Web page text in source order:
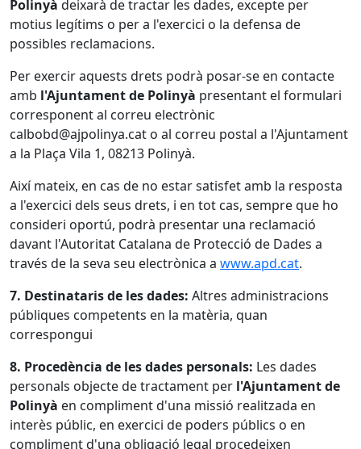
Polinyà deixarà de tractar les dades, excepte per
motius legítims o per a l'exercici o la defensa de
possibles reclamacions.
Per exercir aquests drets podrà posar-se en contacte
amb l'Ajuntament de Polinyà presentant el formulari
corresponent al correu electrònic
calbobd@ajpolinya.cat o al correu postal a l'Ajuntament
a la Plaça Vila 1, 08213 Polinyà.
Així mateix, en cas de no estar satisfet amb la resposta
a l'exercici dels seus drets, i en tot cas, sempre que ho
consideri oportú, podrà presentar una reclamació
davant l'Autoritat Catalana de Protecció de Dades a
través de la seva seu electrònica a www.apd.cat.
7. Destinataris de les dades: Altres administracions
públiques competents en la matèria, quan
correspongui
8. Procedència de les dades personals: Les dades
personals objecte de tractament per l'Ajuntament de
Polinyà en compliment d'una missió realitzada en
interès públic, en exercici de poders públics o en
compliment d'una obligació legal procedeixen